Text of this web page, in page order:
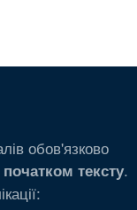
обов'язково
тексту.